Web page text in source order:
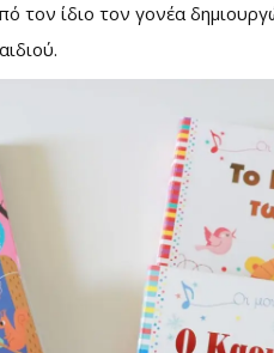
τον ίδιο τον γονέα